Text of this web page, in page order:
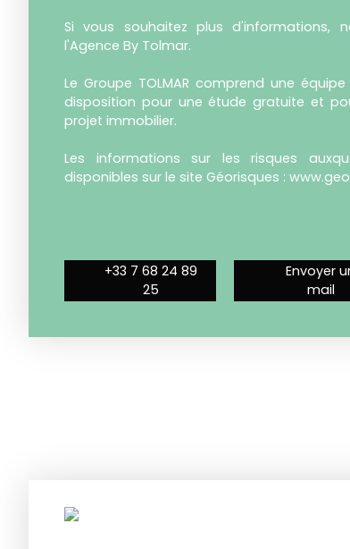
Si vous souhaitez plus d'informations,
l'Agence By Tolmar.
Le Groupe TOLMAR comprend une
disposition pour une étude gratuite et
projet immobilier.
Les informations sur les risques
disponibles sur le site Géorisques :
+33 7 68 24 89
25
Envoyer
mail